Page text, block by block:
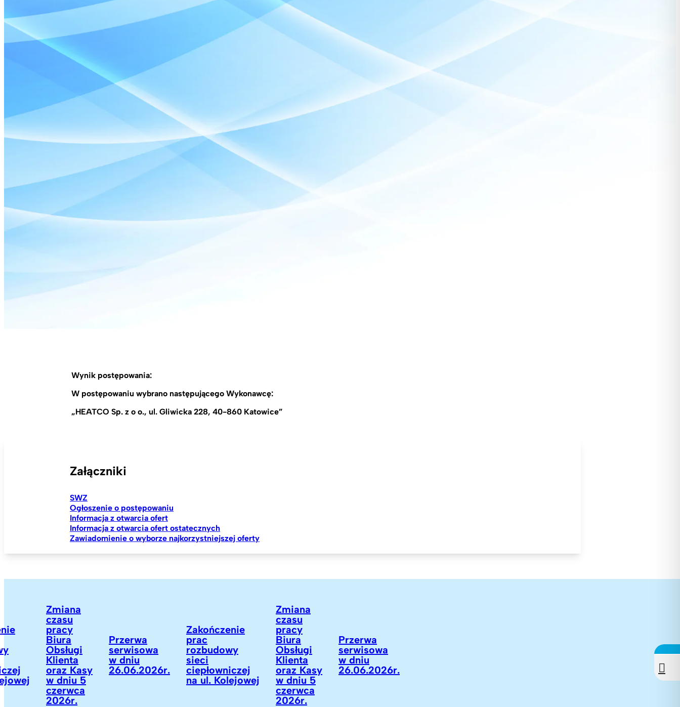
Wynik postępowania:
W postępowaniu wybrano następującego Wykonawcę:
„HEATCO Sp. z o o., ul. Gliwicka 228, 40-860 Katowice”
Załączniki
SWZ
Ogłoszenie o postępowaniu
Informacja z otwarcia ofert
Informacja z otwarcia ofert ostatecznych
Zawiadomienie o wyborze najkorzystniejszej oferty
Zmiana
czasu
pracy
Biura
Obsługi
Klienta
oraz Kasy
w dniu 5
czerwca
2026r.
Przerwa
serwisowa
w dniu
26.06.2026r.
Zakończenie
prac
rozbudowy
sieci
ciepłowniczej
na ul. Kolejowej
Zmiana
czasu
pracy
Biura
Obsługi
Klienta
oraz Kasy
w dniu 5
czerwca
2026r.
Przerwa
serwisowa
w dniu
26.06.2026r.